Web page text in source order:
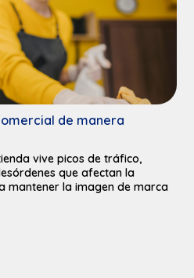
de manera
vive picos de tráfico,
que afectan la
mantener la imagen de marca